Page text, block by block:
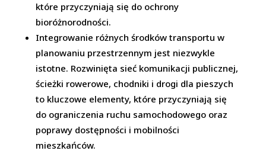
które przyczyniają się do ochrony
bioróżnorodności.
Integrowanie różnych środków transportu w
planowaniu przestrzennym jest niezwykle
istotne. Rozwinięta sieć komunikacji publicznej,
ścieżki rowerowe, chodniki i drogi dla pieszych
to kluczowe elementy, które przyczyniają się
do ograniczenia ruchu samochodowego oraz
poprawy dostępności i mobilności
mieszkańców.